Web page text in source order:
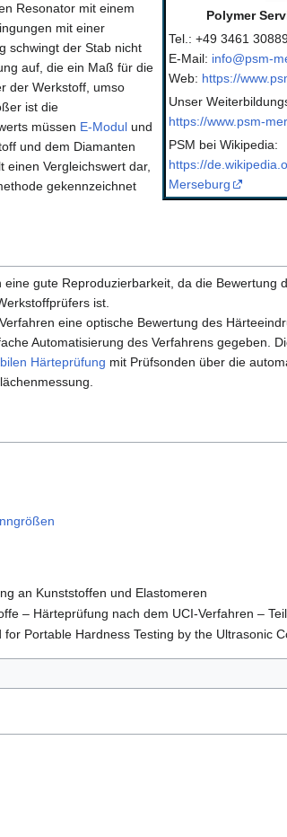
Polymer
Tel.: +49 3461
E-Mail: info@psm-
Web: https://
Unser
https://www.psm-
PSM bei Wikipedia:
https://
Merseburg
Resonator mit einem
mit einer
schwingt der Stab nicht
auf, die ein Maß für die
der Werkstoff, umso
ist die
müssen E-Modul und
und dem Diamanten
Vergleichswert dar,
gekennzeichnet
gute Reproduzierbarkeit, da die Bewertung
ist.
eine optische Bewertung des
Automatisierung des Verfahrens gegeben.
Härteprüfung mit Prüfsonden über die
an Kunststoffen und Elastomeren
– Härteprüfung nach dem UCI-Verfahren –
Portable Hardness Testing by the Ultrasonic